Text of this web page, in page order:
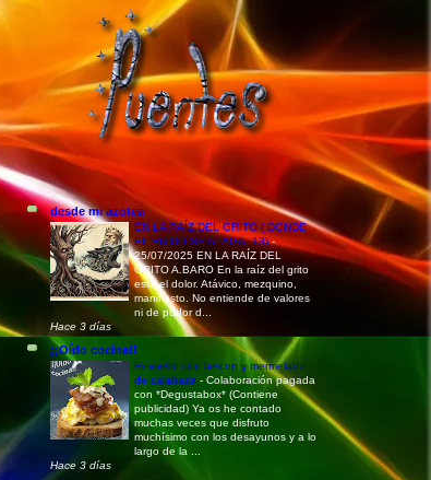
desde mi azotea
EN LA RAÍZ DEL GRITO ( DONDE
EL RUIDO SE APAGA, 13)-
25/07/2025 EN LA RAÍZ DEL
GRITO A.BARO En la raíz del grito
está el dolor. Atávico, mezquino,
manifiesto. No entiende de valores
ni de pudor d...
Hace 3 días
¡¡Oído cocina!!
Revuelto con beicon y mermelada
de calabaza - Colaboración pagada
con *Degustabox* (Contiene
publicidad) Ya os he contado
muchas veces que disfruto
muchísimo con los desayunos y a lo
largo de la ...
Hace 3 días